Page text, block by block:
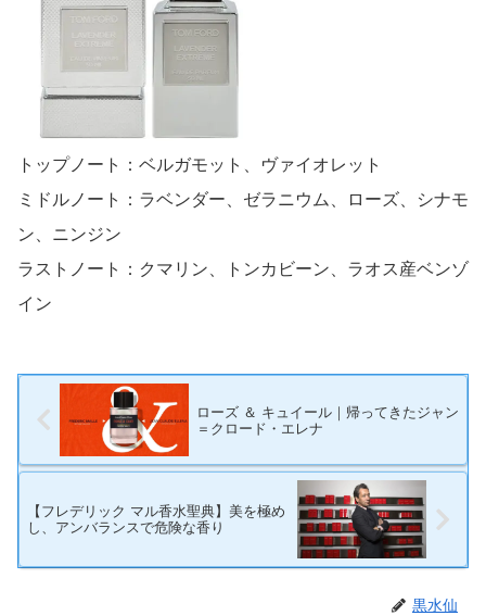
トップノート：ベルガモット、ヴァイオレット
ミドルノート：ラベンダー、ゼラニウム、ローズ、シナモ
ン、ニンジン
ラストノート：クマリン、トンカビーン、ラオス産ベンゾ
イン
ローズ ＆ キュイール｜帰ってきたジャン
＝クロード・エレナ
【フレデリック マル香水聖典】美を極め
し、アンバランスで危険な香り
黒水仙